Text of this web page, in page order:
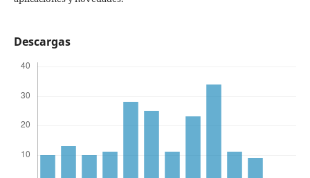
Descargas